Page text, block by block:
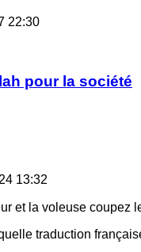
22:30
pour la société
13:32
et la voleuse coupez
traduction